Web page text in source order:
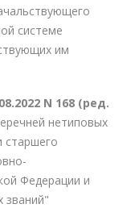
системе
им
N 168 (ред.
нетиповых
старшего
Федерации и
званий"